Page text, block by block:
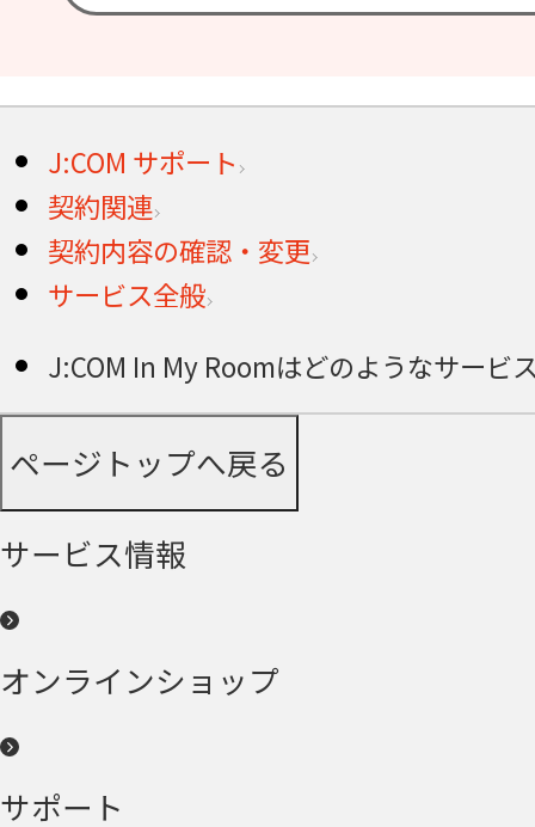
J:COM サポート
契約関連
契約内容の確認・変更
サービス全般
J:COM In My Roomはどのようなサービ
ページトップへ戻る
サービス情報
オンラインショップ
サポート